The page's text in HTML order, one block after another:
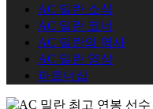
AC 밀란 소식
AC 밀란 코너
AC 밀란의 역사
AC 밀란 영상
파트너십